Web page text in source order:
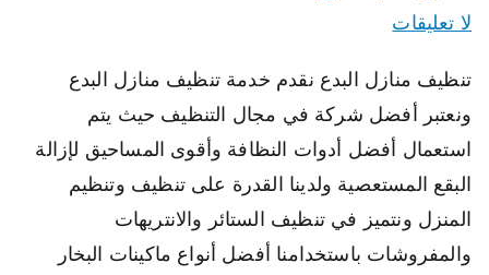
لا تعليقات
تنظيف منازل البدع نقدم خدمة تنظيف منازل البدع
ونعتبر أفضل شركة في مجال التنظيف حيث يتم
استعمال أفضل أدوات النظافة وأقوى المساحيق لإزالة
البقع المستعصية ولدينا القدرة على تنظيف وتنظيم
المنزل ونتميز في تنظيف الستائر والانتريهات
والمفروشات باستخدامنا أفضل أنواع ماكينات البخار